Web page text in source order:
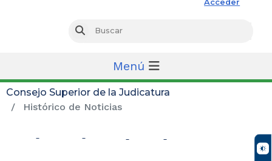
Acceder
Buscar
Menú
Consejo Superior de la Judicatura
Histórico de Noticias